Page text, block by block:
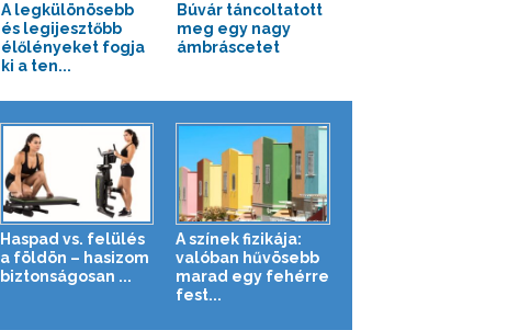
A legkülönösebb
és legijesztőbb
élőlényeket fogja
ki a ten...
Búvár táncoltatott
meg egy nagy
ámbráscetet
Haspad vs. felülés
a földön – hasizom
biztonságosan ...
A színek fizikája:
valóban hűvösebb
marad egy fehérre
fest...